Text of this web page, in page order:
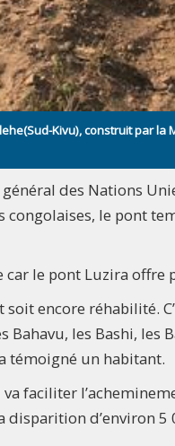
Kivu), construit par la
des Nations
congolaises, le pont
le pont Luzira
soit encore réhabilité.
les Bashi, les
témoigné un habitant.
faciliter
d’environ